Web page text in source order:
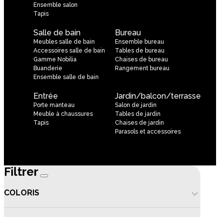
Ensemble salon
Tapis
Salle de bain
Meubles salle de bain
Accessoires salle de bain
Gamme Nobilia
Buanderie
Ensemble salle de bain
Bureau
Ensemble bureau
Tables de bureau
Chaises de bureau
Rangement bureau
Entrée
Porte manteau
Meuble à chaussures
Tapis
Jardin/balcon/terrasse
Salon de jardin
Tables de jardin
Chaises de jardin
Parasols et accessoires
Filtrer
COLORIS